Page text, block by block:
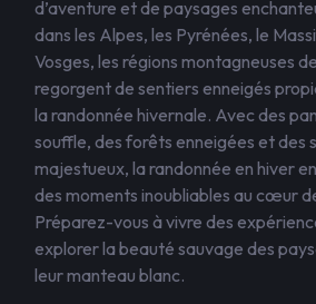
d’aventure et de paysages
dans les Alpes, les Pyrénées, le
Vosges, les régions montagneuses
regorgent de sentiers enneigés
la randonnée hivernale. Avec des
souffle, des forêts enneigées et des
majestueux, la randonnée en hiver
des moments inoubliables au cœur
Préparez-vous à vivre des
explorer la beauté sauvage des
leur manteau blanc.